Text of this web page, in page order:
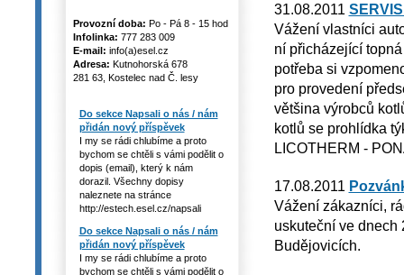
Provozní doba: Po - Pá 8 - 15 hod
Infolinka: 777 283 009
E-mail: info(a)esel.cz
Adresa: Kutnohorská 678
281 63, Kostelec nad Č. lesy
Do sekce Napsali o nás / nám
přidán nový příspěvek
I my se rádi chlubíme a proto
bychom se chtěli s vámi podělit o
dopis (email), který k nám
dorazil. Všechny dopisy
naleznete na stránce
http://estech.esel.cz/napsali
Do sekce Napsali o nás / nám
přidán nový příspěvek
I my se rádi chlubíme a proto
bychom se chtěli s vámi podělit o
31.08.2011
Vážení vlastníci
ní přicházející
potřeba si
pro provedení
většina výrobců
kotlů se prohlídka
LICOTHERM -
17.08.2011
Vážení zákazníci,
uskuteční ve dnech
Budějovicích.